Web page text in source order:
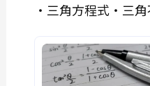
・三角方程式・三